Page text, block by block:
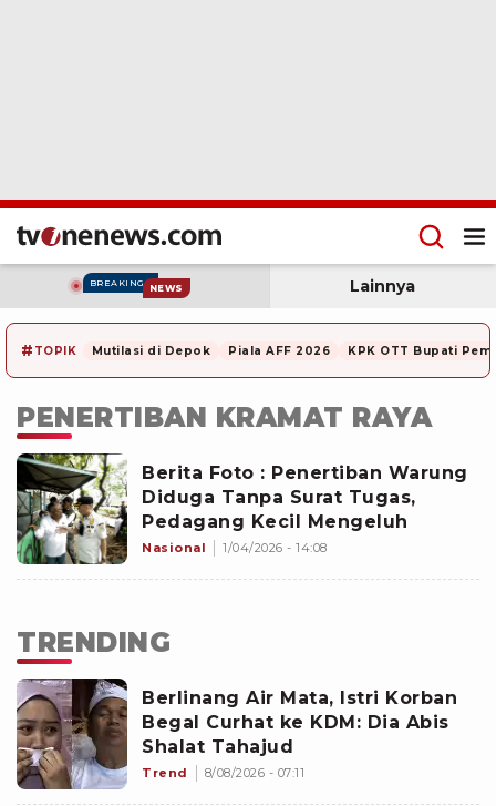
BREAKING NEWS Lainnya
# TOPIK Mutilasi di Depok Piala AFF 2026 KPK OTT Bupati
PENERTIBAN KRAMAT RAYA
Berita Foto : Penertiban Warung
Diduga Tanpa Surat Tugas,
Pedagang Kecil Mengeluh
Nasional 1/04/2026 - 14:08
TRENDING
Berlinang Air Mata, Istri Korban
Begal Curhat ke KDM: Dia Abis
Shalat Tahajud
Trend 8/08/2026 - 07:11